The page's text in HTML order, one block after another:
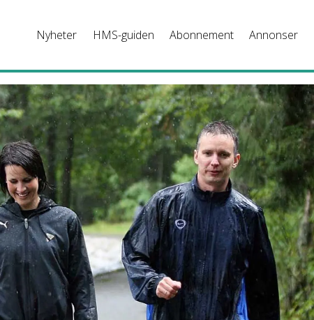
Nyheter HMS-guiden Abonnement Annonser